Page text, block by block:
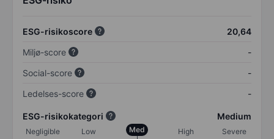
ESG-risikoscore
20,64
Miljø-score
-
Social-score
-
Ledelses-score
-
ESG-risikokategori Medium
Negligible Low Med High
Severe